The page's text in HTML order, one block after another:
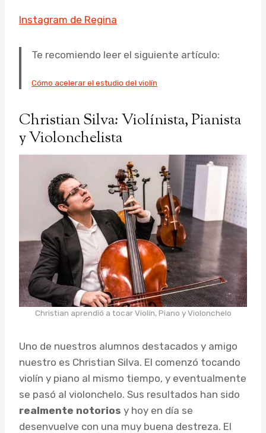
Instagram de Regina
Te recomiendo leer el siguiente artículo:
Cómo acelerar el estudio del violín
Christian Silva: Violínista, Pianista
y Violonchelista
Christian aprendió a tocar Violín, Piano y Violonchelo
Uno de nuestros alumnos destacados y amigo
nuestro es Christian Silva. El comenzó tocando
violín y piano al mismo tiempo, y eventualmente
se pasó al violonchelo. Sus resultados han sido
realmente notorios y hoy en día se
desenvuelve con una muy buena destreza. El